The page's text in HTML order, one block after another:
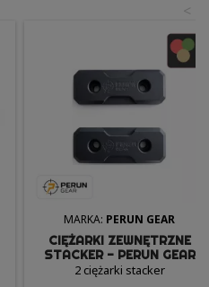
<
MARKA: PERUN GEAR
CIĘŻARKI ZEWNĘTRZNE
STACKER - PERUN GEAR
2 ciężarki stacker